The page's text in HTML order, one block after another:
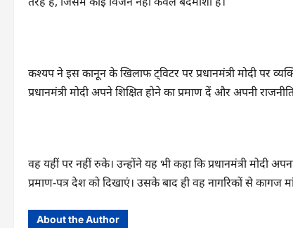
कश्यप ने इस कानून के खिलाफ ट्विटर पर प्रधानमंत्री मोदी पर
प्रधानमंत्री मोदी अपने शिक्षित होने का प्रमाण दें और अपनी राजनीति
वह यहीं पर नहीं रुके। उन्होंने यह भी कहा कि प्रधानमंत्री मोदी
प्रमाण-पत्र देश को दिखाएं। उसके बाद ही वह नागरिकों से कागज
About the Author